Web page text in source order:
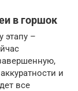
в горшок
–
и
все